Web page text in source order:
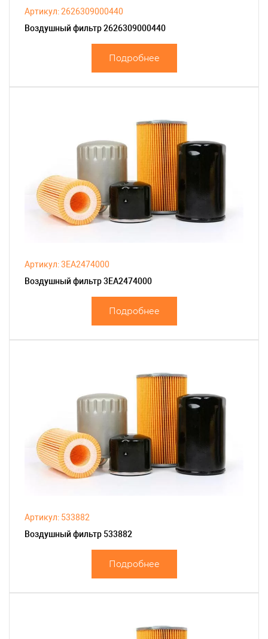
Артикул: 2626309000440
Воздушный фильтр 2626309000440
Подробнее
Артикул: 3EA2474000
Воздушный фильтр 3EA2474000
Подробнее
Артикул: 533882
Воздушный фильтр 533882
Подробнее